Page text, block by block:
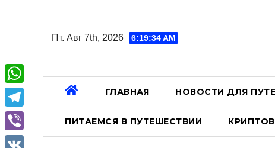
содержанию
Пт. Авг 7th, 2026 6:19:35 AM
ГЛАВНАЯ НОВОСТИ ДЛЯ
ПИТАЕМСЯ В ПУТЕШЕСТВИИ
W
h
a
T
e
V